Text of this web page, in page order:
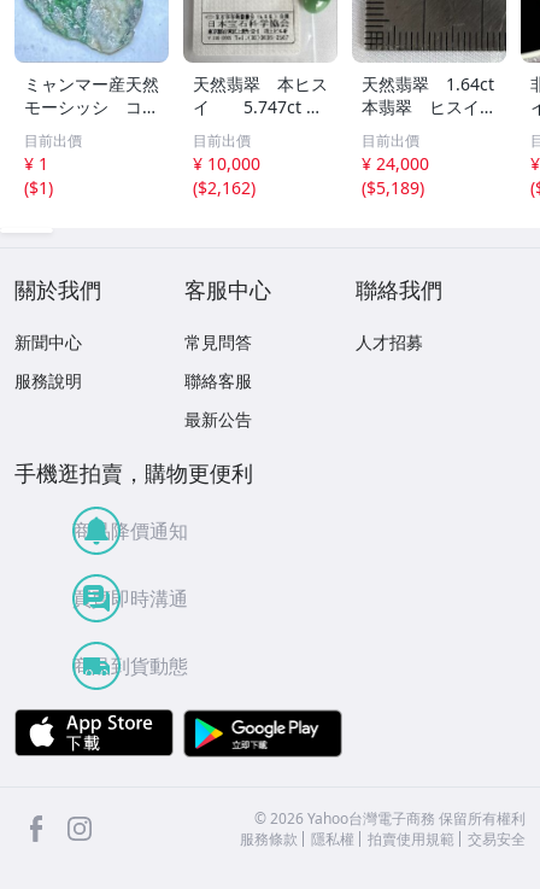
ミャンマー産天然
モーシッシ コス
モクロア 翡翠輝
石 原石20.16g^
^激レア石^ ^
目前出價
¥ 1
($1)
天然翡翠 本ヒス
イ 5.747ct 日
宝協ソーティン
グ ルース
天然ひすい
目前出價
¥ 10,000
($2,162)
天然翡翠 1.64ct
本翡翠 ヒスイ
ジェイダイト ル
ース
目前出價
¥ 24,000
($5,189)
(
關於我們
新聞中心
服務說明
客服中心
常見問答
聯絡客服
最新公告
聯絡我們
人才招募
手機逛拍賣，購物更便利
商品降價通知
買賣即時溝通
商品到貨動態
APP Store
facebook ©2026 Yahoo台灣電子商務 保留所有權利
服務條款
隱私權 拍賣使用規範 交易安全